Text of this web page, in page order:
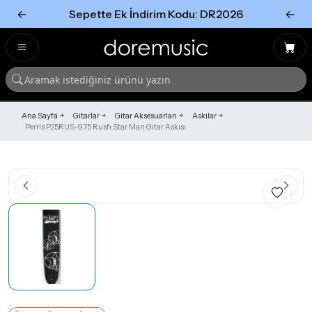
← Sepette Ek İndirim Kodu: DR2026 ←
Ana Sayfa Gitarlar Gitar Aksesuarları
Askılar
Perris P25RUS-975 Rush Star Man Gitar Askısı
Tümünü Gör
Tümünü gör